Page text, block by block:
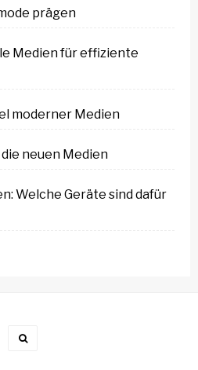
prägen
Medien für effiziente
moderner Medien
neuen Medien
Welche Geräte sind dafür